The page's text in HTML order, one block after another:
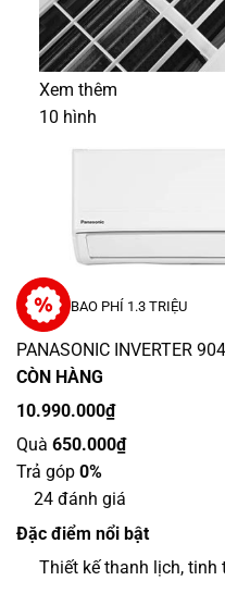
Xem thêm
10 hình
BAO PHÍ 1.3 TRIỆU
PANASONIC INVERTER
CÒN HÀNG
10.990.000₫
Quà 650.000₫
Trả góp 0%
24 đánh giá
Đặc điểm nổi bật
Thiết kế thanh lịch, tinh